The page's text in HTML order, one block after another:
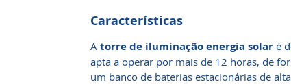
Características
A torre de iluminação energia solar é
apta a operar por mais de 12 horas, de
um banco de baterias estacionárias de